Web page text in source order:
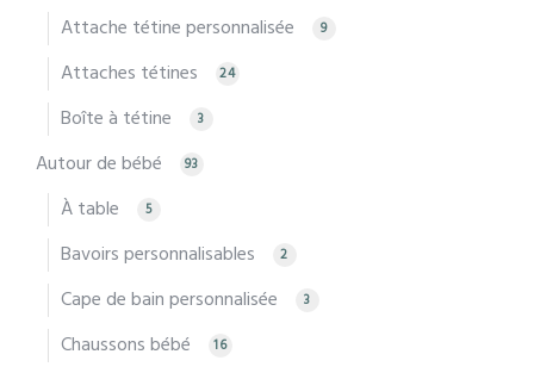
Attache tétine personnalisée 9
Attaches tétines 24
Boîte à tétine 3
Autour de bébé 93
À table 5
Bavoirs personnalisables 2
Cape de bain personnalisée 3
Chaussons bébé 16